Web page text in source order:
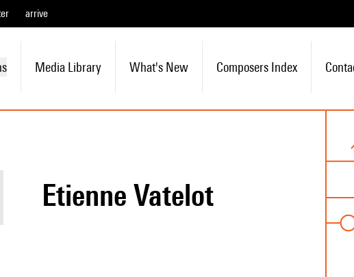
arrive
Media Library What's New Composers Index
Etienne Vatelot